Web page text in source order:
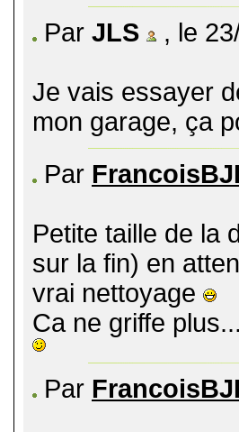
Par JLS , le
Je vais essayer
mon garage, ça
Par
Petite taille de la
sur la fin) en
vrai nettoyage
Ca ne griffe plus...
Par